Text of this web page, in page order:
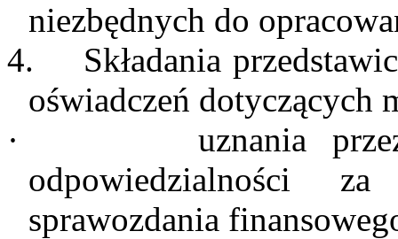
niezbędnych do
4.
Składania
oświadczeń dotyczących
·
uznania
odpowiedzialności
sprawozdania